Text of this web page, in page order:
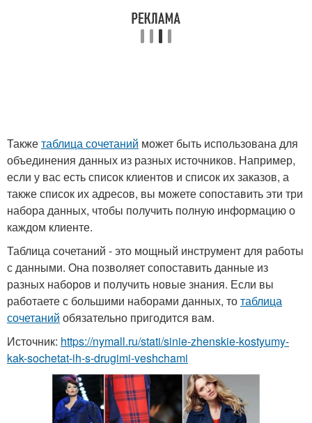
Такжетаблица сочетаний может быть использована для
объединения данных из разных источников. Например,
если у вас есть список клиентов и список их заказов, а
также список их адресов, вы можете сопоставить эти три
набора данных, чтобы получить полную информацию о
каждом клиенте.
Таблица сочетаний - это мощный инструмент для работы
с данными. Она позволяет сопоставить данные из
разных наборов и получить новые знания. Если вы
работаете с большими наборами данных, тотаблица
сочетаний обязательно пригодится вам.
Источник: https://nymall.ru/stati/sinie-zhenskie-kostyumy-
kak-sochetat-ih-s-drugimi-veshchami